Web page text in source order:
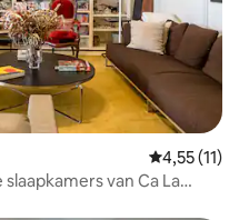
Gemiddelde
4,55 (11)
van Ca La